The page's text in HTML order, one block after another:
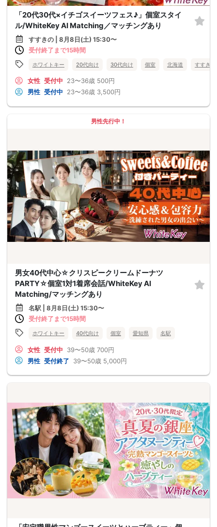
「20代30代×イチゴスイーツフェス♪」個室スタイ
ル/WhiteKey AI Matching／マッチングあり
すすきの | 8月8日(土) 15:30〜
受付終了まで15時間
ホワイトキー 20代向け 30代向け 個室 北海道 すすきの
女性 受付中 23〜36歳 500円
男性 受付中 23〜36歳 3,500円
男性先行中！
男女40代中心☆クリスピークリームドーナツ
PARTY☆個室1対1着席会話/WhiteKey AI
Matching/マッチングあり
名駅 | 8月8日(土) 15:30〜
受付終了まで15時間
ホワイトキー 40代向け 個室 愛知県 名駅
女性 受付中 39〜50歳 700円
男性 受付終了 39〜50歳 5,000円